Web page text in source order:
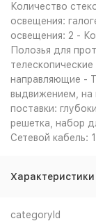
Количество
освещения:
освещения: 2 -
Полозья для
направляющие -
выдвижением, на
поставки:
решетка, набор
Сетевой кабель:
Характеристики
categoryId